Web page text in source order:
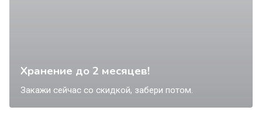
Хранение до 2 месяцев!
Закажи сейчас со скидкой, забери потом.